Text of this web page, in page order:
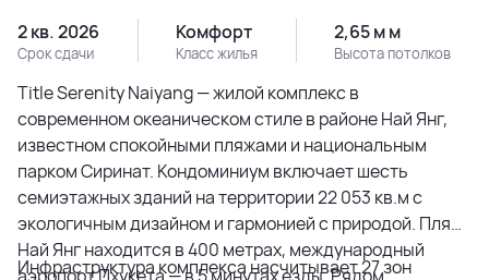
2 кв. 2026
Срок сдачи
Комфорт
Класс жилья
2,65 м м
Высота потолков
Title Serenity Naiyang — жилой комплекс в
современном океаническом стиле в районе Най Янг,
известном спокойными пляжами и национальным
парком Сиринат. Кондоминиум включает шесть
семиэтажных зданий на территории 22 053 кв.м с
экологичным дизайном и гармонией с природой. Пляж
Най Янг находится в 400 метрах, международный
аэропорт Пхукета — в 5 минутах езды. Рядом
Инфраструктура комплекса насчитывает 27 зон